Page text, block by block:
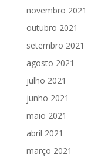
novembro 2021
outubro 2021
setembro 2021
agosto 2021
julho 2021
junho 2021
maio 2021
abril 2021
março 2021